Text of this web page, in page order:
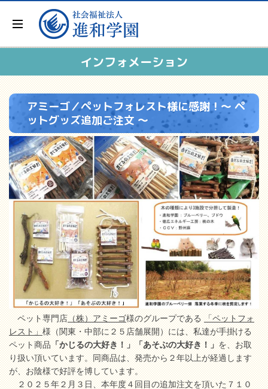
インフォメーション
アミーゴ／ペットフォレスト様に感謝！～ ペ
ットグッズ追加ご注文 ～
ペット専門店（株）アミーゴ様のグループである「ペットフォ
レスト」様（関東・中部に２５店舗展開）には、私達が手掛ける
ペット商品「かじるの大好き！」「あそぶの大好き！」を、お取
り扱い頂いています。同商品は、発売から２年以上が経過します
が、お陰様で好評を博しています。
２０２５年２月３日、本年度４回目の追加注文を頂いた７１０